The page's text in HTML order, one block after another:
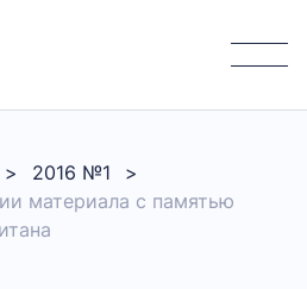
2016 №1
материалa с памятью